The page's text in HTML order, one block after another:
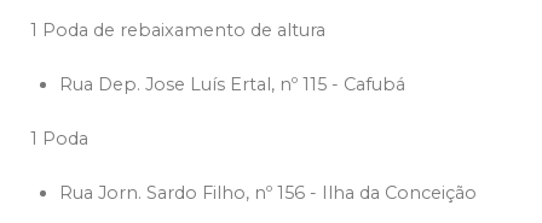
1 Poda de rebaixamento de altura
Rua Dep. Jose Luís Ertal, nº 115 - Cafubá
1 Poda
Rua Jorn. Sardo Filho, nº 156 - Ilha da Conceição